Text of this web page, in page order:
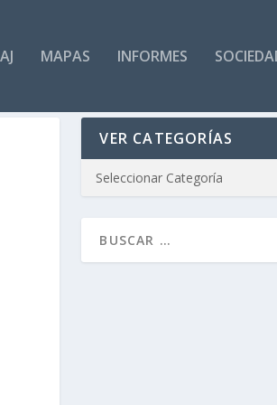
MAPAS INFORMES
VER CATEGORÍAS